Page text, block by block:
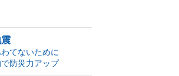
震
てないために
防災力アップ